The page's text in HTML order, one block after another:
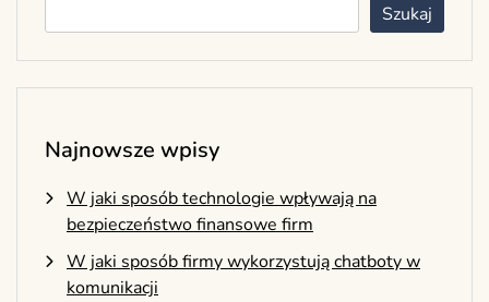
Szukaj
Najnowsze wpisy
W jaki sposób technologie wpływają na
bezpieczeństwo finansowe firm
W jaki sposób firmy wykorzystują chatboty w
komunikacji